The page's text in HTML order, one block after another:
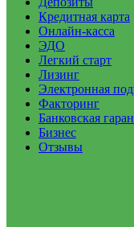
Кредитная карта
Онлайн-касса
ЭДО
Легкий старт
Лизинг
Электронная
Факторинг
Банковская
Бизнес
Отзывы